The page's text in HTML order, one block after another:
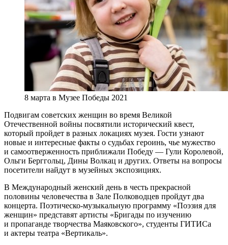
8 марта в Музее Победы 2021
Подвигам советских женщин во время Великой
Отечественной войны посвятили исторический квест,
который пройдет в разных локациях музея. Гости узнают
новые и интересные факты о судьбах героинь, чье мужество
и самоотверженность приближали Победу — Гули Королевой,
Ольги Берггольц, Дины Волкац и других. Ответы на вопросы
посетители найдут в музейных экспозициях.
В Международный женский день в честь прекрасной
половины человечества в Зале Полководцев пройдут два
концерта. Поэтическо-музыкальную программу «Поэзия для
женщин» представят артисты «Бригады по изучению
и пропаганде творчества Маяковского», студенты ГИТИСа
и актеры театра «Вертикаль».